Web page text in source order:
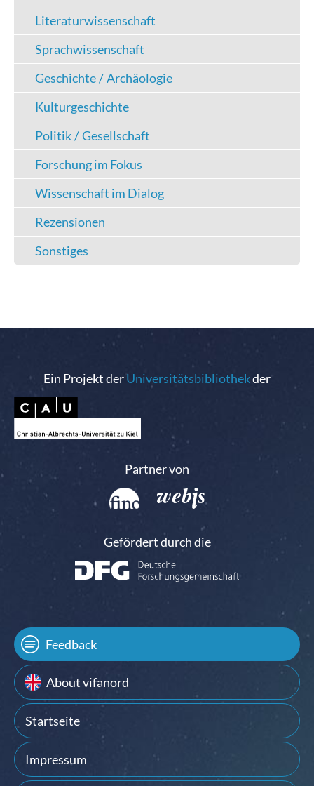
Literaturwissenschaft
Sprachwissenschaft
Geschichte / Archäologie
Kulturgeschichte
Politik / Gesellschaft
Forschung im Fokus
Wissenschaft im Dialog
Rezensionen
Sonstiges
Ein Projekt derUniversitätsbibliothekder
Partner von
Gefördert durch die
Feedback
About vifanord
Startseite
Impressum